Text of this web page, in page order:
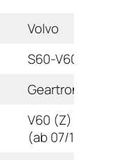
Volvo
S60-V60
Geartronic
V60 (Z)
(ab 07/18)